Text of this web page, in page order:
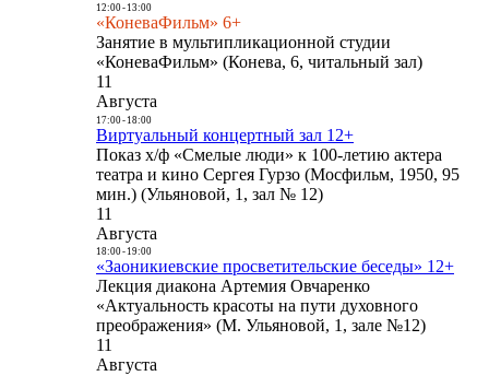
12:00- 13:00
«КоневаФильм» 6+
Занятие в мультипликационной студии
«КоневаФильм» (Конева, 6, читальный зал)
11
Августа
17:00- 18:00
Виртуальный концертный зал 12+
Показ х/ф «Смелые люди» к 100-летию актера
театра и кино Сергея Гурзо (Мосфильм, 1950, 95
мин.) (Ульяновой, 1, зал № 12)
11
Августа
18:00- 19:00
«Заоникиевские просветительские беседы» 12+
Лекция диакона Артемия Овчаренко
«Актуальность красоты на пути духовного
преображения» (М. Ульяновой, 1, зале №12)
11
Августа